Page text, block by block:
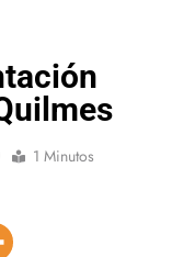
1 Minutos